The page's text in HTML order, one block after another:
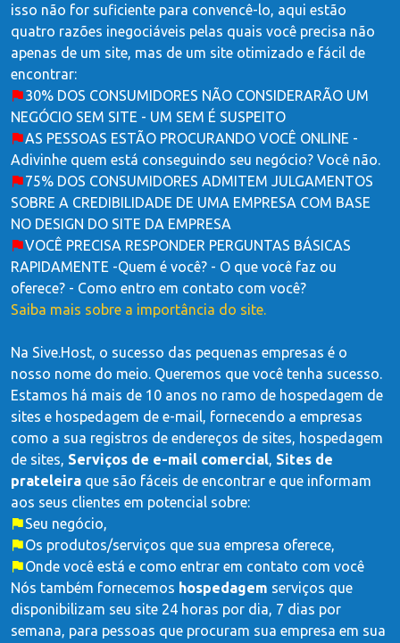
isso não for suficiente para convencê-lo, aqui estão
quatro razões inegociáveis ​​pelas quais você precisa não
apenas de um site, mas de um site otimizado e fácil de
encontrar:
30% DOS CONSUMIDORES NÃO CONSIDERARÃO UM
NEGÓCIO SEM SITE - UM SEM É SUSPEITO
AS PESSOAS ESTÃO PROCURANDO VOCÊ ONLINE -
Adivinhe quem está conseguindo seu negócio? Você não.
75% DOS CONSUMIDORES ADMITEM JULGAMENTOS
SOBRE A CREDIBILIDADE DE UMA EMPRESA COM BASE
NO DESIGN DO SITE DA EMPRESA
VOCÊ PRECISA RESPONDER PERGUNTAS BÁSICAS
RAPIDAMENTE -Quem é você? - O que você faz ou
oferece? - Como entro em contato com você?
Saiba mais sobre a importância do site.
Na Sive.Host, o sucesso das pequenas empresas é o
nosso nome do meio. Queremos que você tenha sucesso.
Estamos há mais de 10 anos no ramo de hospedagem de
sites e hospedagem de e-mail, fornecendo a empresas
como a sua registros de endereços de sites, hospedagem
de sites, Serviços de e-mail comercial, Sites de
prateleira que são fáceis de encontrar e que informam
aos seus clientes em potencial sobre:
Seu negócio,
Os produtos/serviços que sua empresa oferece,
Onde você está e como entrar em contato com você
Nós também fornecemos hospedagem serviços que
disponibilizam seu site 24 horas por dia, 7 dias por
semana, para pessoas que procuram sua empresa em sua